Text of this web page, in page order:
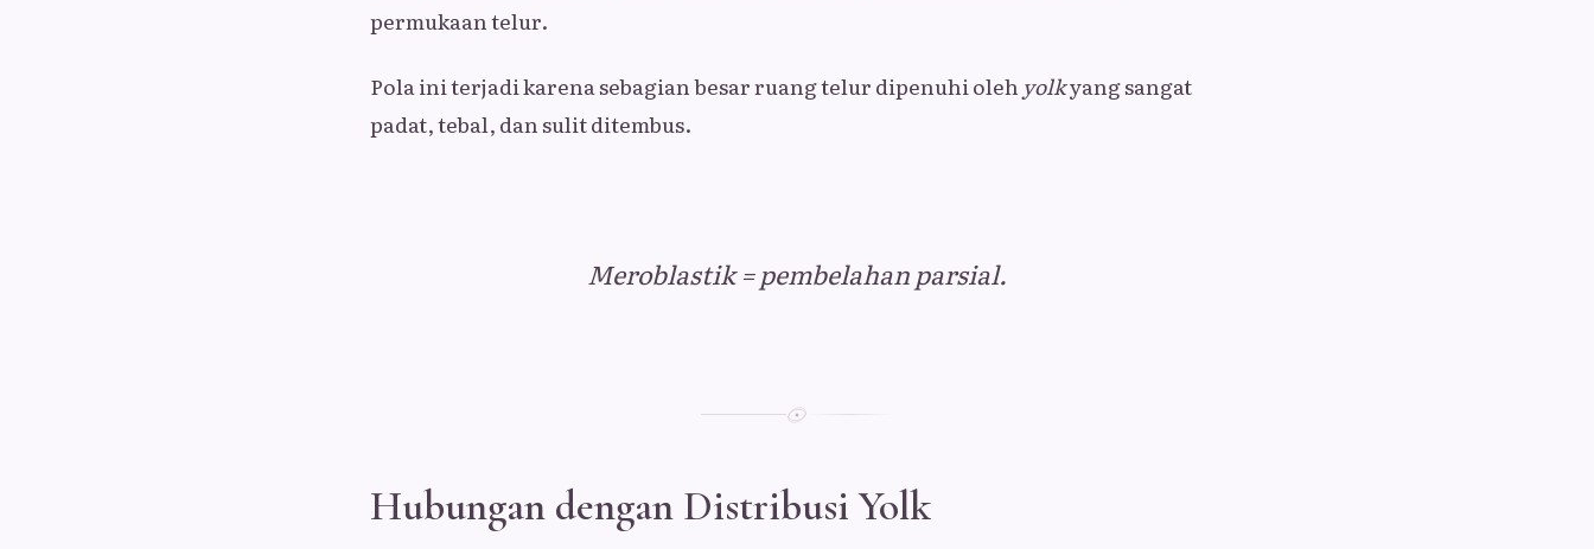
permukaan telur.
Pola ini terjadi karena sebagian besar ruang telur dipenuhi oleh yolkyang sangat
padat, tebal, dan sulit ditembus.
Meroblastik = pembelahan parsial.
Hubungan dengan Distribusi Yolk